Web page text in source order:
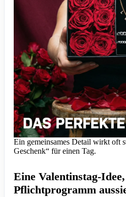
Ein gemeinsames Detail wirkt oft
Geschenk“ für einen Tag.
Eine Valentinstag-
Pflichtprogramm